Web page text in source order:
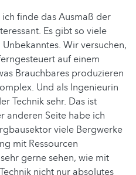
finde das Ausmaß der
Es gibt so viele
Wir versuchen,
auf einem
Brauchbares produzieren
Und als Ingenieurin
Technik sehr. Das ist
anderen Seite habe ich
viele Bergwerke
mit Ressourcen
gerne sehen, wie mit
nicht nur absolutes